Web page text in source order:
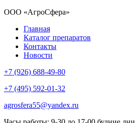
ООО «АгроСфера»
Главная
Каталог препаратов
Контакты
Новости
+7 (926) 688-49-80
+7 (495) 592-01-32
agrosfera55@yandex.ru